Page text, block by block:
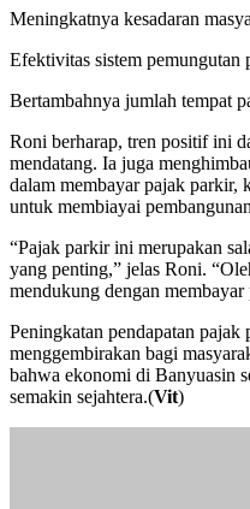
Meningkatnya kesadaran
Efektivitas sistem pemungutan
Bertambahnya jumlah tempat
Roni berharap, tren positif ini
mendatang. Ia juga
dalam membayar pajak parkir,
untuk membiayai
“Pajak parkir ini merupakan
yang penting,” jelas Roni.
mendukung dengan
Peningkatan pendapatan
menggembirakan bagi
bahwa ekonomi di Banyuasin
semakin sejahtera.(Vit)